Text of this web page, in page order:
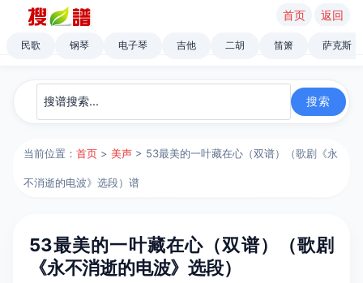
首页 返回
民歌 钢琴 电子琴 吉他 二胡 笛箫 萨克斯
当前位置：首页 >美声 > 53最美的一叶藏在心（双谱）（歌剧《永
不消逝的电波》选段）谱
53最美的一叶藏在心（双谱）（歌剧
《永不消逝的电波》选段）